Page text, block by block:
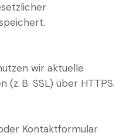
wir aktuelle
(z. B. SSL) über HTTPS.
Kontaktformular